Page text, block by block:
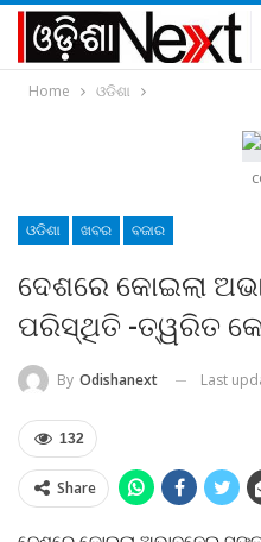
Home ଓଡିଶା
ଓଡିଶା ଖବର ବଜାର
ଦେଶରେ କୋଇଲା
ପରିସ୍ଥିତି -ତ୍ୱରିତ
By Odishanext Last
132
Share